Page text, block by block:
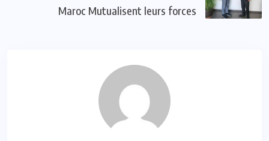
Maroc Mutualisent leurs forces